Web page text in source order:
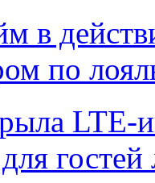
в
по
LTE-
гостей